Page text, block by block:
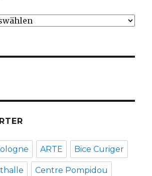
ARTE Bice Curiger
Centre Pompidou